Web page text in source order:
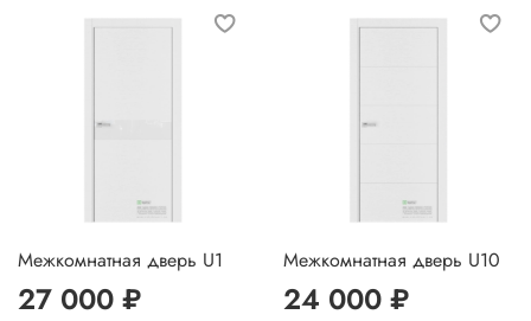
Межкомнатная дверь U1
27 000 ₽
Межкомнатная дверь U10
24 000 ₽